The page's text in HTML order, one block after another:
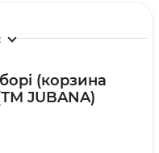
(корзина
JUBANA)